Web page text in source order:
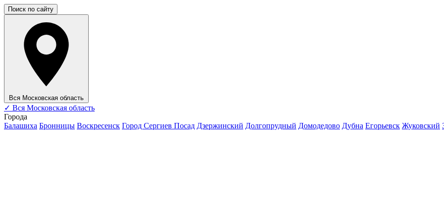
Поиск по сайту
Вся Московская область
✓ Вся Московская область
Города
Балашиха Бронницы Воскресенск Город Сергиев Посад Дзержинский Долгопрудный Домодедово Дубна Егорьевск Жуковский